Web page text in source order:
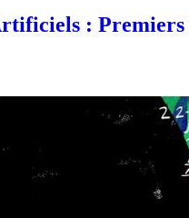
: Premiers